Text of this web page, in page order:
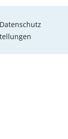
Datenschutz